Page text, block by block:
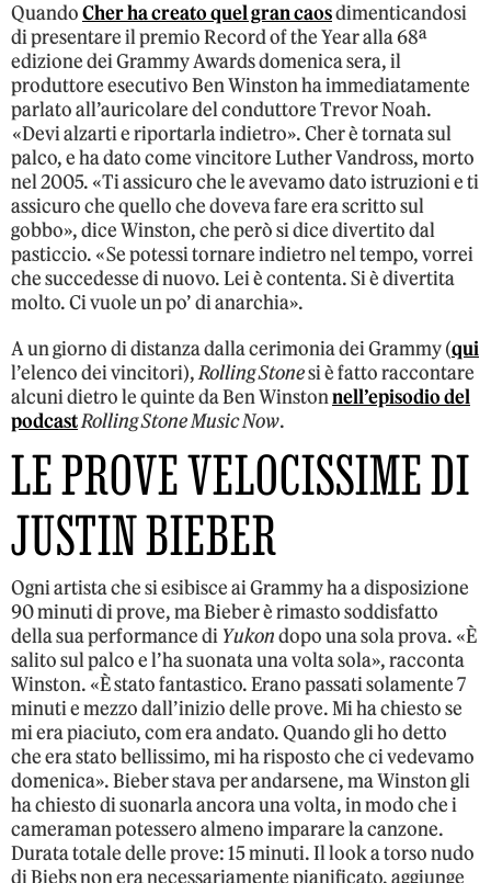
QuandoCher ha creato quel gran caosdimenticandosi
di presentare il premio Record of the Year alla 68ª
edizione dei Grammy Awards domenica sera, il
produttore esecutivo Ben Winston ha immediatamente
parlato all’auricolare del conduttore Trevor Noah.
«Devi alzarti e riportarla indietro». Cher è tornata sul
palco, e ha dato come vincitore Luther Vandross, morto
nel 2005. «Ti assicuro che le avevamo dato istruzioni e ti
assicuro che quello che doveva fare era scritto sul
gobbo», dice Winston, che però si dice divertito dal
pasticcio. «Se potessi tornare indietro nel tempo, vorrei
che succedesse di nuovo. Lei è contenta. Si è divertita
molto. Ci vuole un po’ di anarchia».
A un giorno di distanza dalla cerimonia dei Grammy (qui
l’elenco dei vincitori),Rolling Stonesi è fatto raccontare
alcuni dietro le quinte da Ben Winstonnell’episodio del
podcastRolling Stone Music Now.
LE PROVE VELOCISSIME DI
JUSTIN BIEBER
Ogni artista che si esibisce ai Grammy ha a disposizione
90 minuti di prove, ma Bieber è rimasto soddisfatto
della sua performance di Yukondopo una sola prova. «È
salito sul palco e l’ha suonata una volta sola», racconta
Winston. «È stato fantastico. Erano passati solamente 7
minuti e mezzo dall’inizio delle prove. Mi ha chiesto se
mi era piaciuto, com era andato. Quando gli ho detto
che era stato bellissimo, mi ha risposto che ci vedevamo
domenica». Bieber stava per andarsene, ma Winston gli
ha chiesto di suonarla ancora una volta, in modo che i
cameraman potessero almeno imparare la canzone.
Durata totale delle prove: 15 minuti. Il look a torso nudo
di Biebs non era necessariamente pianificato, aggiunge